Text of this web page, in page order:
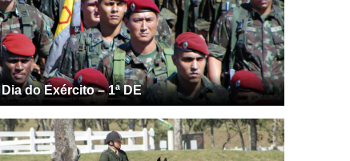
Dia do Exército – 1ª DE